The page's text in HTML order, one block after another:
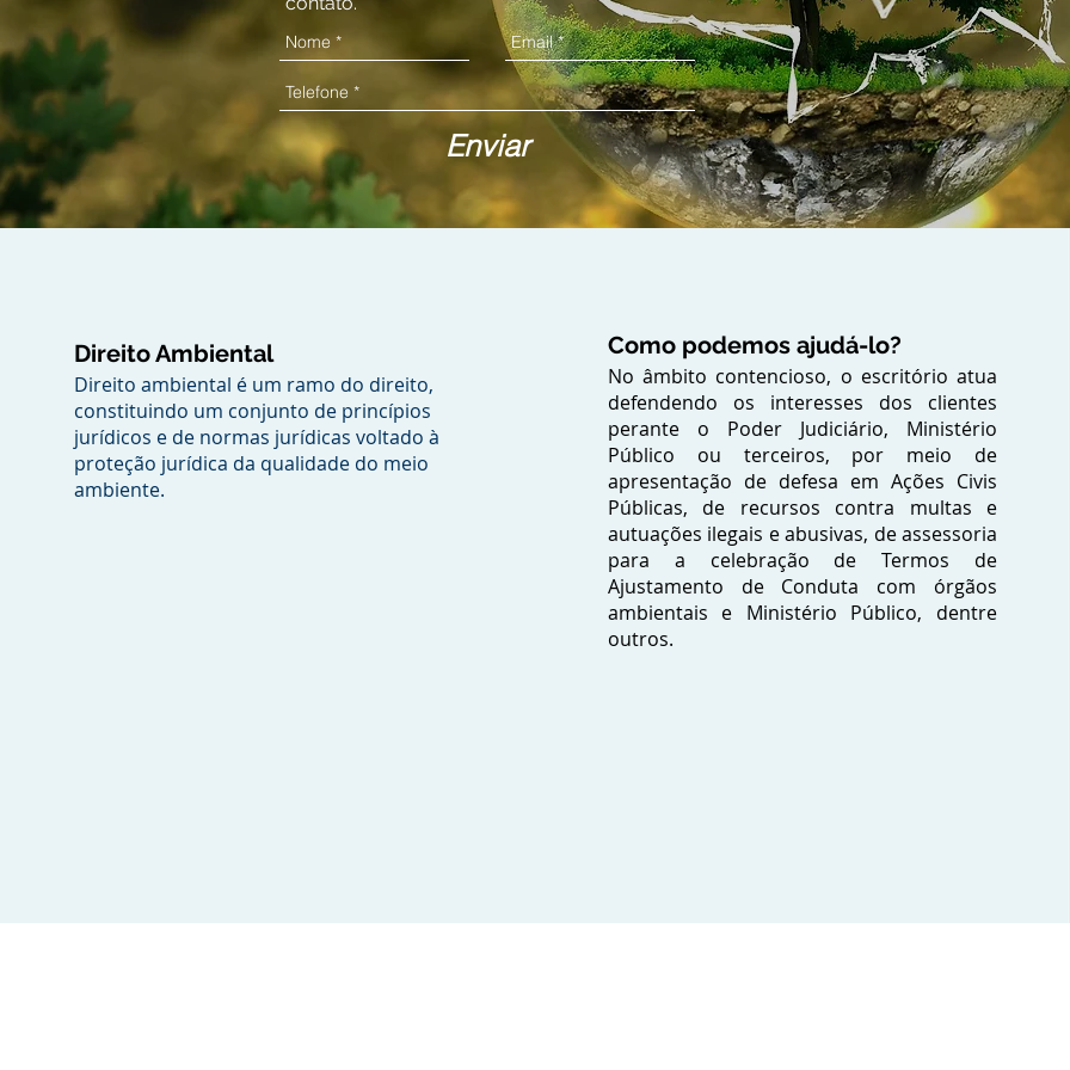
Enviar
Direito Ambiental
Direito ambiental é um ramo do direito,
constituindo um conjunto de princípios
jurídicos e de normas jurídicas voltado à
proteção jurídica da qualidade do meio
ambiente.
Como podemos ajudá-lo?
No âmbito contencioso, o escritório atua
defendendo os interesses dos clientes
perante o Poder Judiciário, Ministério
Público ou terceiros, por meio de
apresentação de defesa em Ações Civis
Públicas, de recursos contra multas e
autuações ilegais e abusivas, de assessoria
para a celebração de Termos de
Ajustamento de Conduta com órgãos
ambientais e Ministério Público, dentre
outros.